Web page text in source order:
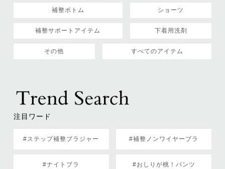
補整ボトム ショーツ
補整サポートアイテム 下着用洗剤
その他 すべてのアイテム
注目ワード
#ステップ補整ブラジャー #補整ノンワイヤーブラ
#ナイトブラ #おしりが桃！パンツ